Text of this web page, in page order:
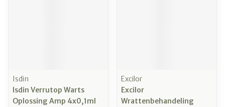
Isdin
Isdin Verrutop Warts
Oplossing Amp 4x0,1ml
Excilor
Excilor
Wrattenbehandeling